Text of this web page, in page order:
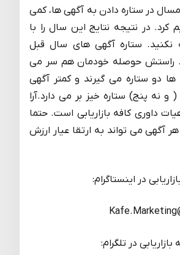
در ستاره دادن به آگهی ها، کمی
کرد. در نتیجه نتایج این سال را با
نکنید. ستاره آگهی های سال قبل
راستش حوصله خودمان هم سر می
دو ستاره می گیرند و کمتر آگهی
نه پنج) ستاره خیز بر می دارد.آرا
داوری کافه بازاریابی است. حتما
آگهی می تواند به ارتقا عیار ارزش
در اینستاگرام:
بازاریابی در تلگرام: